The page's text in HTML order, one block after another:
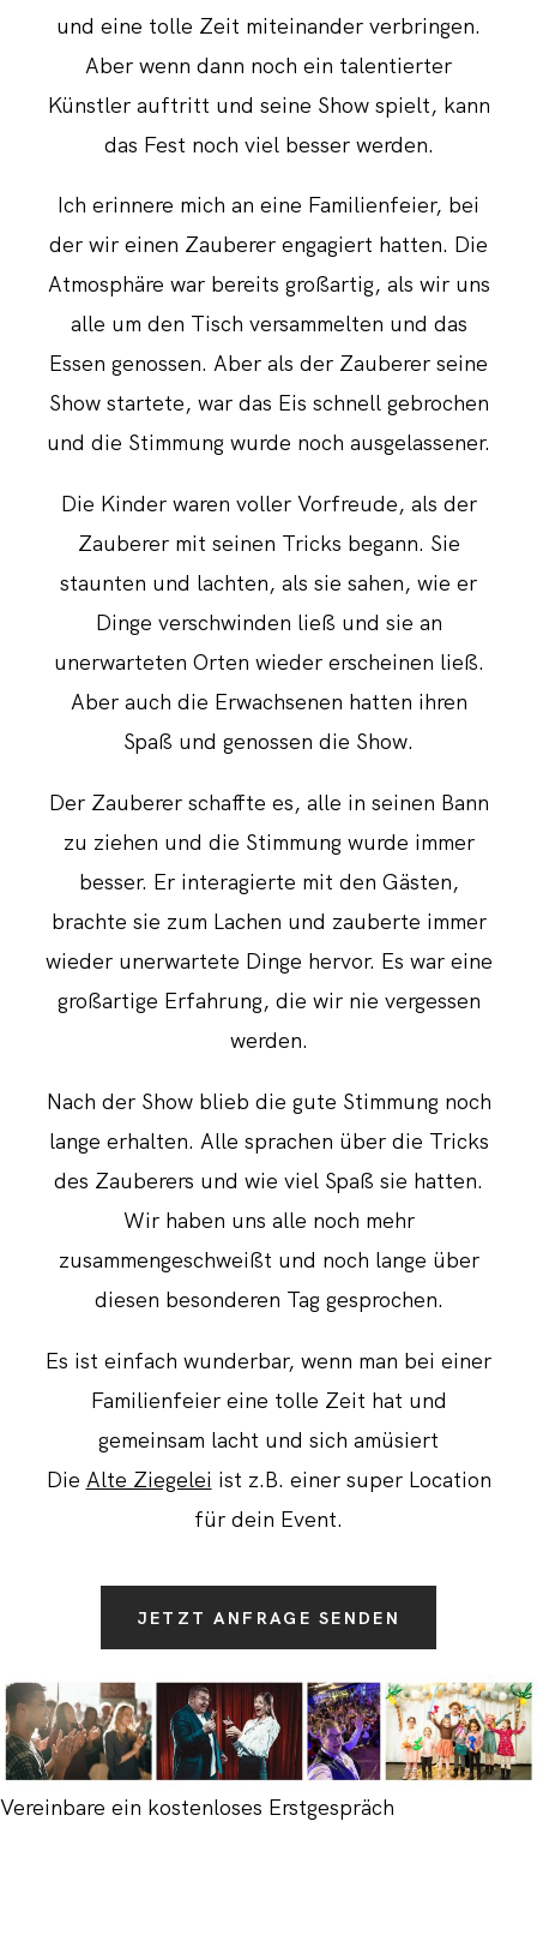
und eine tolle Zeit miteinander verbringen.
Aber wenn dann noch ein talentierter
Künstler auftritt und seine Show spielt, kann
das Fest noch viel besser werden.
Ich erinnere mich an eine Familienfeier, bei
der wir einen Zauberer engagiert hatten. Die
Atmosphäre war bereits großartig, als wir uns
alle um den Tisch versammelten und das
Essen genossen. Aber als der Zauberer seine
Show startete, war das Eis schnell gebrochen
und die Stimmung wurde noch ausgelassener.
Die Kinder waren voller Vorfreude, als der
Zauberer mit seinen Tricks begann. Sie
staunten und lachten, als sie sahen, wie er
Dinge verschwinden ließ und sie an
unerwarteten Orten wieder erscheinen ließ.
Aber auch die Erwachsenen hatten ihren
Spaß und genossen die Show.
Der Zauberer schaffte es, alle in seinen Bann
zu ziehen und die Stimmung wurde immer
besser. Er interagierte mit den Gästen,
brachte sie zum Lachen und zauberte immer
wieder unerwartete Dinge hervor. Es war eine
großartige Erfahrung, die wir nie vergessen
werden.
Nach der Show blieb die gute Stimmung noch
lange erhalten. Alle sprachen über die Tricks
des Zauberers und wie viel Spaß sie hatten.
Wir haben uns alle noch mehr
zusammengeschweißt und noch lange über
diesen besonderen Tag gesprochen.
Es ist einfach wunderbar, wenn man bei einer
Familienfeier eine tolle Zeit hat und
gemeinsam lacht und sich amüsiert
Die Alte Ziegelei ist z.B. einer super Location
für dein Event.
JETZT ANFRAGE SENDEN
Vereinbare ein kostenloses Erstgespräch